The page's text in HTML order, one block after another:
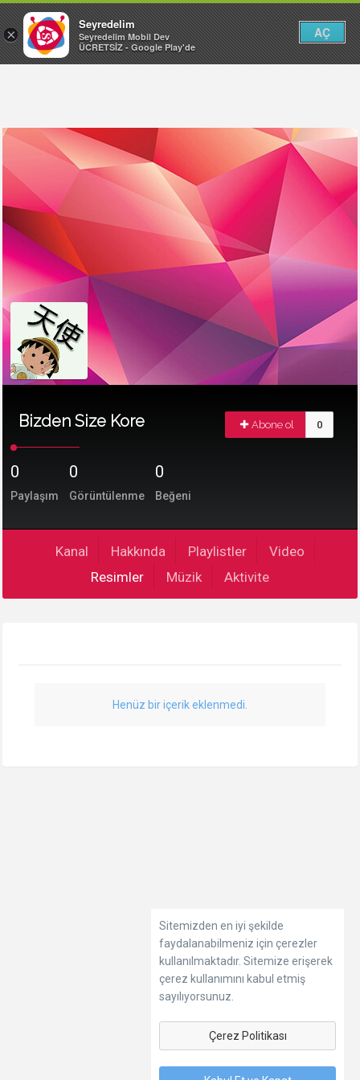
Bizden Size Kore Abone ol 0
0
Paylaşım
0
Görüntülenme
0
Beğeni
Kanal Hakkında Playlistler
Video
Resimler
Müzik Aktivite
Henüz bir içerik eklenmedi.
Sitemizden en iyi şekilde
faydalanabilmeniz için çerezler
kullanılmaktadır. Sitemize erişerek
çerez kullanımını kabul etmiş
sayılıyorsunuz.
Çerez Politikası
×
Seyredelim
Seyredelim Mobil Dev
ÜCRETSİZ - Google Play'de
AÇ